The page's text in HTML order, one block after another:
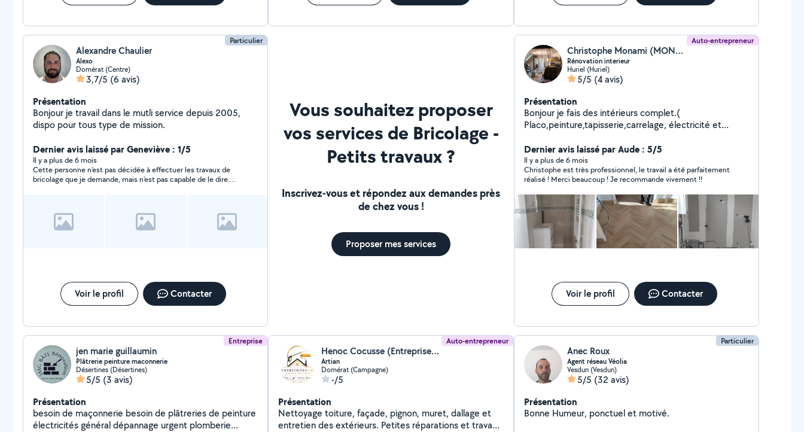
Particulier
Alexandre Chaulier
Alexo
Domérat (Centre)
3,7/5 (6 avis)
Présentation
Bonjour je travail dans le mutli service depuis 2005,
dispo pour tous type de mission.
Dernier avis laissé par Geneviève : 1/5
Il y a plus de 6 mois
Cette personne n'est pas décidée à effectuer les travaux de
bricolage que je demande, mais n'est pas capable de le dire.
Voir le profil Contacter
Vous souhaitez proposer
vos services de Bricolage -
Petits travaux ?
Inscrivez-vous et répondez aux demandes près
de chez vous !
Proposer mes services
Auto-entrepreneur
Christophe Monami (MONAMI RENOVE)
Rénovation interieur
Huriel (Huriel)
5/5 (4 avis)
Présentation
Bonjour je fais des intérieurs complet.(
Placo,peinture,tapisserie,carrelage, électricité et
Bonne journée.
Dernier avis laissé par Aude : 5/5
Il y a plus de 6 mois
Christophe est très professionnel, le travail a été parfaitement
réalisé ! Merci beaucoup ! Je recommande vivement !!
Voir le profil Contacter
Entreprise
jen marie guillaumin
Plâtrerie peinture maconnerie
Désertines (Désertines)
5/5 (3 avis)
Présentation
besoin de maçonnerie besoin de plâtreries de peinture
électricités général dépannage urgent plomberie
Auto-entrepreneur
Henoc Cocusse (Entreprise Ch)
Artian
Domérat (Campagne)
-/5
Présentation
Nettoyage toiture, façade, pignon, muret, dallage et
entretien des extérieurs. Petites réparations et travaux
Particulier
Anec Roux
Agent réseau Véolia
Vesdun (Vesdun)
5/5 (32 avis)
Présentation
Bonne Humeur, ponctuel et motivé.